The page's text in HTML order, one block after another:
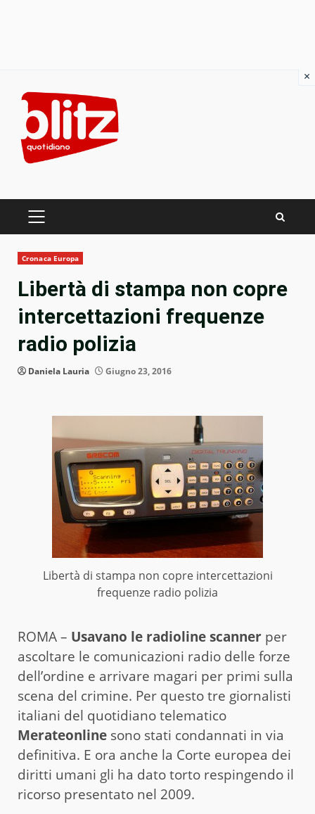
content
PRIMARY
Cronaca Europa
Libertà di stampa non copre
intercettazioni frequenze
radio polizia
Daniela Lauria Giugno 23, 2016
Libertà di stampa non copre intercettazioni
frequenze radio polizia
ROMA – Usavano le radioline scanner per
ascoltare le comunicazioni radio delle forze
dell’ordine e arrivare magari per primi sulla
scena del crimine. Per questo tre giornalisti
italiani del quotidiano telematico
Merateonline sono stati condannati in via
definitiva. E ora anche la Corte europea dei
diritti umani gli ha dato torto respingendo il
ricorso presentato nel 2009.
×